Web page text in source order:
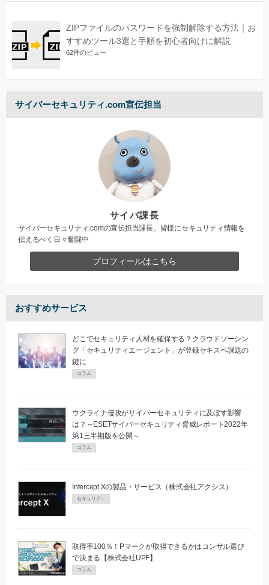
ZIPファイルのパスワードを強制解除する方法｜お
すすめツール3選と手順を初心者向けに解説
62件のビュー
サイバーセキュリティ.com宣伝担当
サイバ課長
サイバーセキュリティ.comの宣伝担当課長。皆様にセキュリティ情報を
伝えるべく日々奮闘中
プロフィールはこちら
おすすめサービス
どこでセキュリティ人材を確保する？クラウドソーシン
グ「セキュリティエージェント」が登録セキスペ課題の
鍵に
コラム
ウクライナ侵攻がサイバーセキュリティに及ぼす影響
は？～ESETサイバーセキュリティ脅威レポート2022年
第1三半期版を公開～
コラム
Intercept Xの製品・サービス（株式会社アクシス）
取得率100％！Pマークが取得できるかはコンサル選び
で決まる【株式会社UPF】
コラム